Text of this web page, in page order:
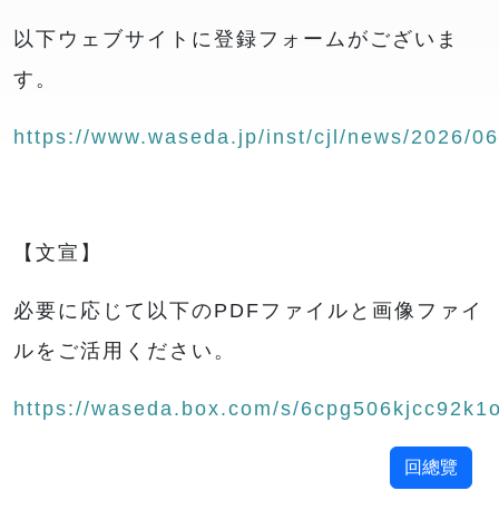
以下ウェブサイトに登録フォームがございま
す。
https://www.waseda.jp/inst/cjl/news/2026/
【文宣】
必要に応じて以下のPDFファイルと画像ファイ
ルをご活用ください。
https://waseda.box.com/s/
回總覽